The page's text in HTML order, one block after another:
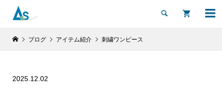
 
ブログ アイテム紹介 刺繍ワンピース
2025.12.02